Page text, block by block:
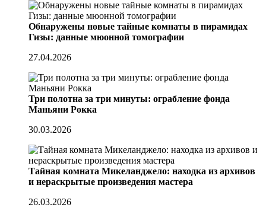
Обнаружены новые тайные комнаты в пирамидах
Гизы: данные мюонной томографии
27.04.2026
Три полотна за три минуты: ограбление фонда
Маньяни Рокка
30.03.2026
Тайная комната Микеланджело: находка из архивов
и нераскрытые произведения мастера
26.03.2026